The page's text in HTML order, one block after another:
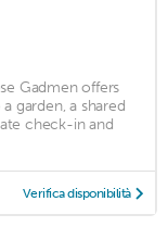
Gadmen offers
garden, a shared
check-in and
Verifica disponibilità